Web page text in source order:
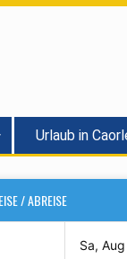
Urlaub in
/ ABREISE
Sa,